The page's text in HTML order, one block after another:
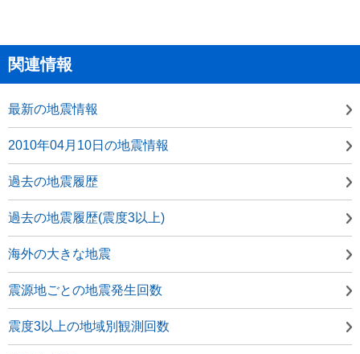
関連情報
最新の地震情報
2010年04月10日の地震情報
過去の地震履歴
過去の地震履歴(震度3以上)
海外の大きな地震
震源地ごとの地震発生回数
震度3以上の地域別観測回数